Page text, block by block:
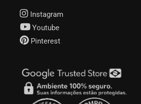
Instagram
Youtube
Pinterest